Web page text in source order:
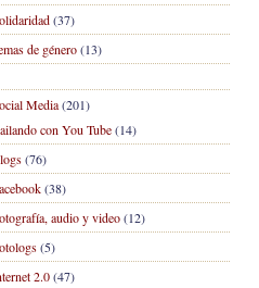
(37)
de género(13)
Media(201)
con You Tube(14)
(76)
(38)
audio y video(12)
(5)
2.0(47)